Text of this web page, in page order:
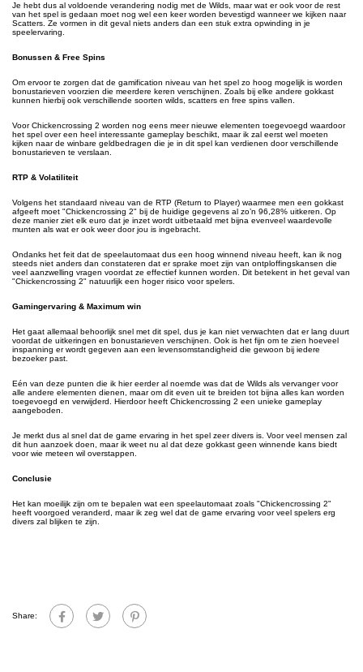
Je hebt dus al voldoende verandering nodig met de Wilds, maar wat er ook voor de rest
van het spel is gedaan moet nog wel een keer worden bevestigd wanneer we kijken naar
Scatters. Ze vormen in dit geval niets anders dan een stuk extra opwinding in je
speelervaring.
Bonussen & Free Spins
Om ervoor te zorgen dat de gamification niveau van het spel zo hoog mogelijk is worden
bonustarieven voorzien die meerdere keren verschijnen. Zoals bij elke andere gokkast
kunnen hierbij ook verschillende soorten wilds, scatters en free spins vallen.
Voor Chickencrossing 2 worden nog eens meer nieuwe elementen toegevoegd waardoor
het spel over een heel interessante gameplay beschikt, maar ik zal eerst wel moeten
kijken naar de winbare geldbedragen die je in dit spel kan verdienen door verschillende
bonustarieven te verslaan.
RTP & Volatiliteit
Volgens het standaard niveau van de RTP (Return to Player) waarmee men een gokkast
afgeeft moet "Chickencrossing 2" bij de huidige gegevens al zo’n 96,28% uitkeren. Op
deze manier ziet elk euro dat je inzet wordt uitbetaald met bijna evenveel waardevolle
munten als wat er ook weer door jou is ingebracht.
Ondanks het feit dat de speelautomaat dus een hoog winnend niveau heeft, kan ik nog
steeds niet anders dan constateren dat er sprake moet zijn van ontploffingskansen die
veel aanzwelling vragen voordat ze effectief kunnen worden. Dit betekent in het geval van
"Chickencrossing 2" natuurlijk een hoger risico voor spelers.
Gamingervaring & Maximum win
Het gaat allemaal behoorlijk snel met dit spel, dus je kan niet verwachten dat er lang duurt
voordat de uitkeringen en bonustarieven verschijnen. Ook is het fijn om te zien hoeveel
inspanning er wordt gegeven aan een levensomstandigheid die gewoon bij iedere
bezoeker past.
Eén van deze punten die ik hier eerder al noemde was dat de Wilds als vervanger voor
alle andere elementen dienen, maar om dit even uit te breiden tot bijna alles kan worden
toegevoegd en verwijderd. Hierdoor heeft Chickencrossing 2 een unieke gameplay
aangeboden.
Je merkt dus al snel dat de game ervaring in het spel zeer divers is. Voor veel mensen zal
dit hun aanzoek doen, maar ik weet nu al dat deze gokkast geen winnende kans biedt
voor wie meteen wil overstappen.
Conclusie
Het kan moeilijk zijn om te bepalen wat een speelautomaat zoals "Chickencrossing 2"
heeft voorgoed veranderd, maar ik zeg wel dat de game ervaring voor veel spelers erg
divers zal blijken te zijn.
Share: